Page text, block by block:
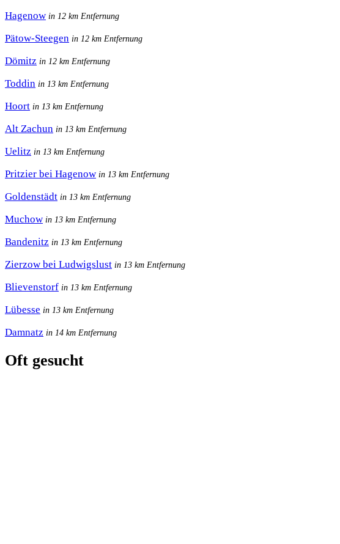
Hagenow in 12 km Entfernung
Pätow-Steegen in 12 km Entfernung
Dömitz in 12 km Entfernung
Toddin in 13 km Entfernung
Hoort in 13 km Entfernung
Alt Zachun in 13 km Entfernung
Uelitz in 13 km Entfernung
Pritzier bei Hagenow in 13 km Entfernung
Goldenstädt in 13 km Entfernung
Muchow in 13 km Entfernung
Bandenitz in 13 km Entfernung
Zierzow bei Ludwigslust in 13 km Entfernung
Blievenstorf in 13 km Entfernung
Lübesse in 13 km Entfernung
Damnatz in 14 km Entfernung
Oft gesucht